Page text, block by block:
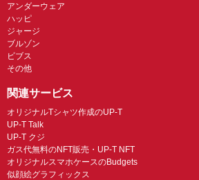
アンダーウェア
ハッピ
ジャージ
ブルゾン
ビブス
その他
関連サービス
オリジナルTシャツ作成のUP-T
UP-T Talk
UP-T クジ
ガス代無料のNFT販売・UP-T NFT
オリジナルスマホケースのBudgets
似顔絵グラフィックス